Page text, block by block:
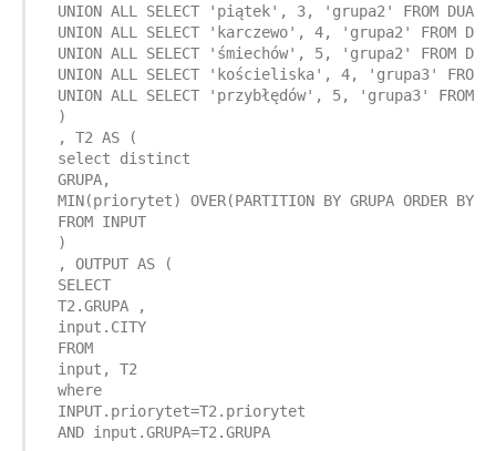
UNION ALL SELECT 'piątek', 3, 'grupa2' FROM DUAL
UNION ALL SELECT 'karczewo', 4, 'grupa2' FROM
UNION ALL SELECT 'śmiechów', 5, 'grupa2' FROM
UNION ALL SELECT 'kościeliska', 4, 'grupa3' FROM
UNION ALL SELECT 'przybłędów', 5, 'grupa3' FROM
)
, T2 AS (
select distinct
GRUPA,
MIN(priorytet) OVER(PARTITION BY GRUPA ORDER
FROM INPUT
)
, OUTPUT AS (
SELECT
T2.GRUPA ,
input.CITY
FROM
input, T2
where
INPUT.priorytet=T2.priorytet
AND input.GRUPA=T2.GRUPA